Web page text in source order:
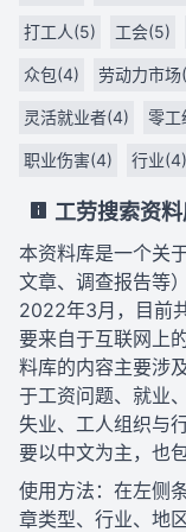
打工人(5) 工会(5)
众包(4) 劳动力市场
灵活就业者(4) 零工
职业伤害(4) 行业(4)
工劳搜索资
本资料库是一个关
文章、调查报告等
2022年3月，目前
要来自于互联网上
料库的内容主要涉
于工资问题、就业
失业、工人组织与
要以中文为主，也
使用方法：在左侧
章类型、行业、地